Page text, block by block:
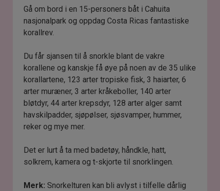
Gå om bord i en 15-personers båt i Cahuita
nasjonalpark og oppdag Costa Ricas fantastiske
korallrev.
Du får sjansen til å snorkle blant de vakre
korallene og kanskje få øye på noen av de 35 ulike
korallartene, 123 arter tropiske fisk, 3 haiarter, 6
arter muræner, 3 arter kråkeboller, 140 arter
bløtdyr, 44 arter krepsdyr, 128 arter alger samt
havskilpadder, sjøpølser, sjøsvamper, hummer,
reker og mye mer.
Det er lurt å ta med badetøy, håndkle, hatt,
solkrem, kamera og t-skjorte til snorklingen.
Merk:Snorkelturen kan bli avlyst i tilfelle dårlig